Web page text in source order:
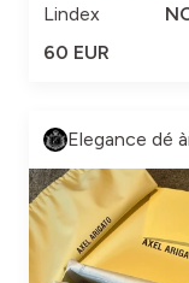
Lindex
60 EUR
Elegance dé